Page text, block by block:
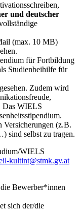
und deutscher
(max. 10 MB)
für Fortbildung
Studienbeihilfe für
Zudem wird
Das WIELS
Versicherungen (z.B.
sind selbst zu tragen.
WIELS
kultint@stmk.gv.at
Bewerber*innen
sich der/die